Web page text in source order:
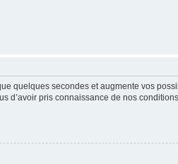
quelques secondes et augmente vos
d’avoir pris connaissance de nos